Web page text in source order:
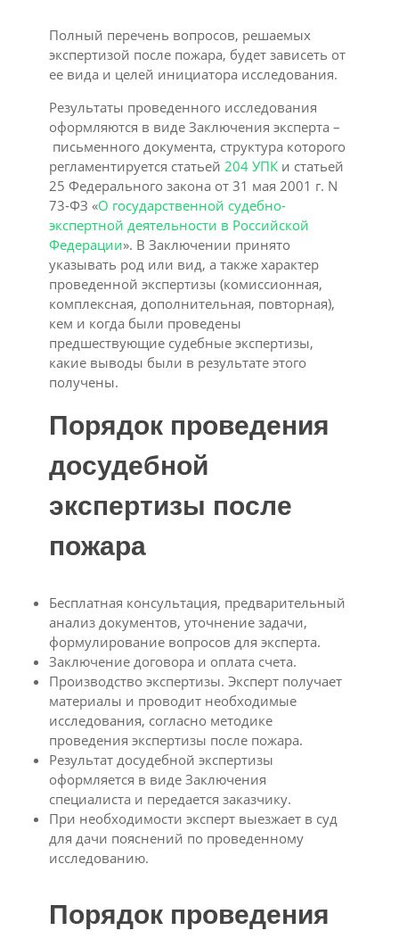
Полный перечень вопросов, решаемых
экспертизой после пожара, будет зависеть от
ее вида и целей инициатора исследования.
Результаты проведенного исследования
оформляются в виде Заключения эксперта –
письменного документа, структура которого
регламентируется статьей 204 УПК и статьей
25 Федерального закона от 31 мая 2001 г. N
73-ФЗ «О государственной судебно-
экспертной деятельности в Российской
Федерации». В Заключении принято
указывать род или вид, а также характер
проведенной экспертизы (комиссионная,
комплексная, дополнительная, повторная),
кем и когда были проведены
предшествующие судебные экспертизы,
какие выводы были в результате этого
получены.
Порядок проведения
досудебной
экспертизы после
пожара
Бесплатная консультация, предварительный
анализ документов, уточнение задачи,
формулирование вопросов для эксперта.
Заключение договора и оплата счета.
Производство экспертизы. Эксперт получает
материалы и проводит необходимые
исследования, согласно методике
проведения экспертизы после пожара.
Результат досудебной экспертизы
оформляется в виде Заключения
специалиста и передается заказчику.
При необходимости эксперт выезжает в суд
для дачи пояснений по проведенному
исследованию.
Порядок проведения